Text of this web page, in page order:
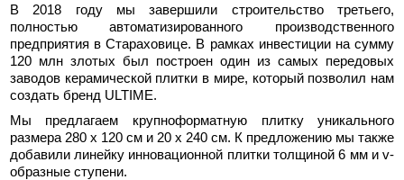
В 2018 году мы завершили строительство третьего,
полностью автоматизированного производственного
предприятия в Стараховице. В рамках инвестиции на сумму
120 млн злотых был построен один из самых передовых
заводов керамической плитки в мире, который позволил нам
создать бренд ULTIME.
Мы предлагаем крупноформатную плитку уникального
размера 280 x 120 см и 20 х 240 см. К предложению мы также
добавили линейку инновационной плитки толщиной 6 мм и v-
образные ступени.